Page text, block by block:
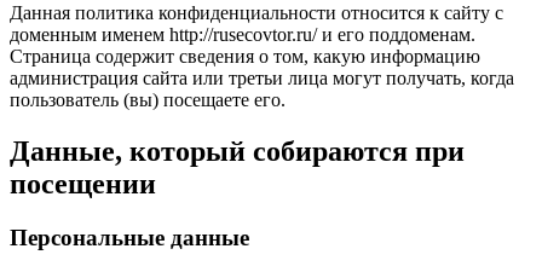
Данная политика конфиденциальности относится к сайту с
доменным именем http://rusecovtor.ru/ и его поддоменам.
Страница содержит сведения о том, какую информацию
администрация сайта или третьи лица могут получать, когда
пользователь (вы) посещаете его.
Данные, который собираются при
посещении
Персональные данные